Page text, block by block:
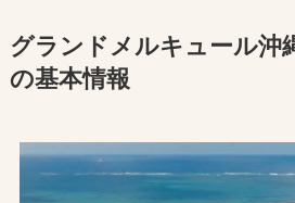
グランドメルキュール沖
の基本情報